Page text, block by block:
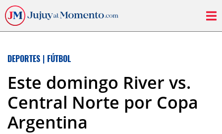
DEPORTES | FÚTBOL
Este domingo River vs.
Central Norte por Copa
Argentina